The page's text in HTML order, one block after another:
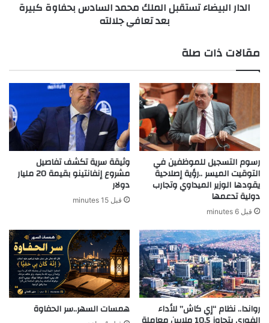
تعافيالدار البيضاء تستقبل الملك محمد السادس بحفاوة كبيرة
بعد تعافي جلالته
مقالات ذات صلة
رسوم التسجيل للموظفين في
التوقيت الميسر ..رؤية إصلاحية
يقودها الوزير الميداوي وتجارب
دولية تدعمها
قبل 6 minutes
وثيقة سرية تكشف تفاصيل
مشروع إنفانتينو بقيمة 20 مليار
دولار
قبل 15 minutes
رواندا.. نظام “إي كاش” للأداء همسات السهر..سر الحفاوة